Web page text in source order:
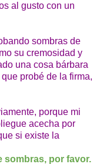
al gusto con un
sombras de
su cremosidad y
una cosa bárbara
probé de la firma,
porque mi
acecha por
si existe la
sombras, por favor.